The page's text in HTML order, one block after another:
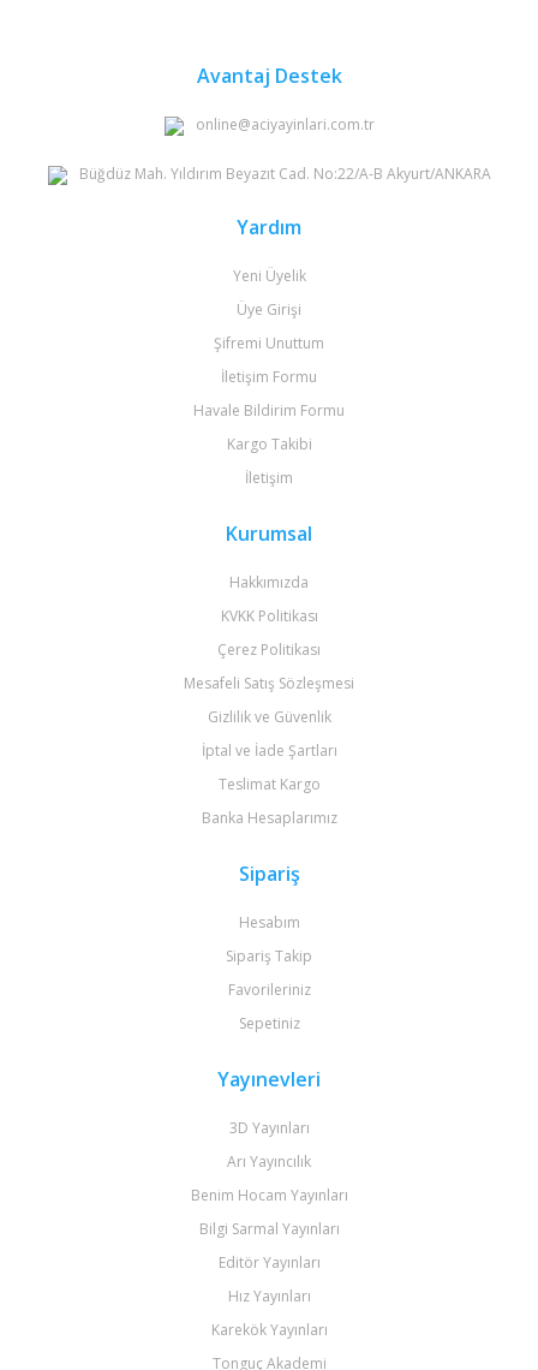
Avantaj Destek
online@aciyayinlari.com.tr
Büğdüz Mah. Yıldırım Beyazıt Cad. No:22/A-B Akyurt/ANKARA
Yardım
Yeni Üyelik
Üye Girişi
Şifremi Unuttum
İletişim Formu
Havale Bildirim Formu
Kargo Takibi
İletişim
Kurumsal
Hakkımızda
KVKK Politikası
Çerez Politikası
Mesafeli Satış Sözleşmesi
Gizlilik ve Güvenlik
İptal ve İade Şartları
Teslimat Kargo
Banka Hesaplarımız
Sipariş
Hesabım
Sipariş Takip
Favorileriniz
Sepetiniz
Yayınevleri
3D Yayınları
Arı Yayıncılık
Benim Hocam Yayınları
Bilgi Sarmal Yayınları
Editör Yayınları
Hız Yayınları
Karekök Yayınları
Tonguç Akademi